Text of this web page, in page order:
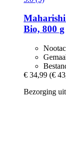
Bio, 800 g
€ 34,99 (€
Bezorging